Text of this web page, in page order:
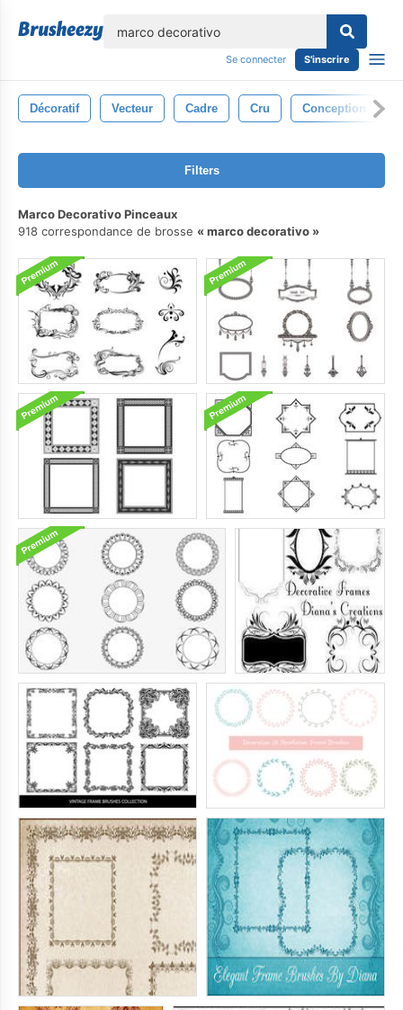
Se connecter S'inscrire
Décoratif Vecteur Cadre Cru Conception
Filters
Marco Decorativo Pinceaux
918 correspondance de brosse
marco decorativo